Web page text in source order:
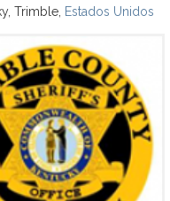
Trimble, Estados Unidos